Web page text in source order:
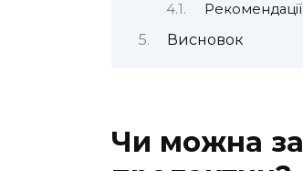
Рекомендації
Висновок
Чи можна